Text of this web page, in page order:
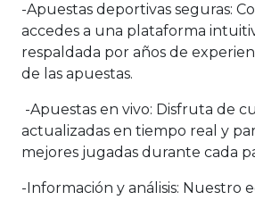
-Apuestas deportivas seguras:
accedes a una plataforma
respaldada por años de
de las apuestas.
-Apuestas en vivo: Disfruta de
actualizadas en tiempo real y
mejores jugadas durante cada
-Información y análisis: Nuestro